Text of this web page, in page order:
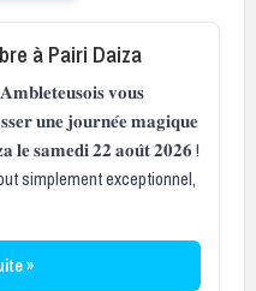
à Pairi Daiza
𝐯𝐨𝐮𝐬
𝐮𝐧𝐞 𝐣𝐨𝐮𝐫𝐧𝐞́𝐞 𝐦𝐚𝐠𝐢𝐪𝐮𝐞
𝐥𝐞 𝐬𝐚𝐦𝐞𝐝𝐢 𝟐𝟐 𝐚𝐨𝐮̂𝐭 𝟐𝟎𝟐𝟔 !
simplement exceptionnel,
»